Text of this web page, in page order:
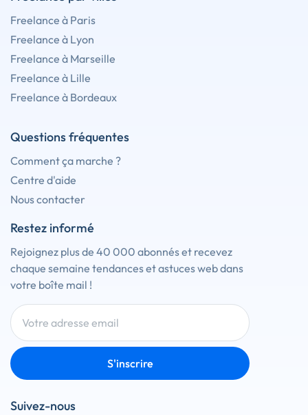
Freelance à Paris
Freelance à Lyon
Freelance à Marseille
Freelance à Lille
Freelance à Bordeaux
Questions fréquentes
Comment ça marche ?
Centre d'aide
Nous contacter
Restez informé
Rejoignez plus de 40 000 abonnés et recevez
chaque semaine tendances et astuces web dans
votre boîte mail !
S'inscrire
Suivez-nous